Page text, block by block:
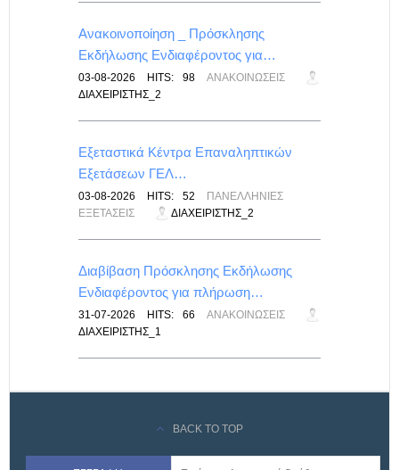
Ανακοινοποίηση _ Πρόσκλησης
Εκδήλωσης Ενδιαφέροντος για…
03-08-2026 HITS: 98
ΑΝΑΚΟΙΝΏΣΕΙΣ
ΔΙΑΧΕΙΡΙΣΤΉΣ_2
Εξεταστικά Κέντρα Επαναληπτικών
Εξετάσεων ΓΕΛ…
03-08-2026 HITS: 52
ΠΑΝΕΛΛΉΝΙΕΣ
ΕΞΕΤΆΣΕΙΣ
ΔΙΑΧΕΙΡΙΣΤΉΣ_2
Διαβίβαση Πρόσκλησης Εκδήλωσης
Ενδιαφέροντος για πλήρωση…
31-07-2026 HITS: 66
ΑΝΑΚΟΙΝΏΣΕΙΣ
ΔΙΑΧΕΙΡΙΣΤΉΣ_1
BACK TO TOP